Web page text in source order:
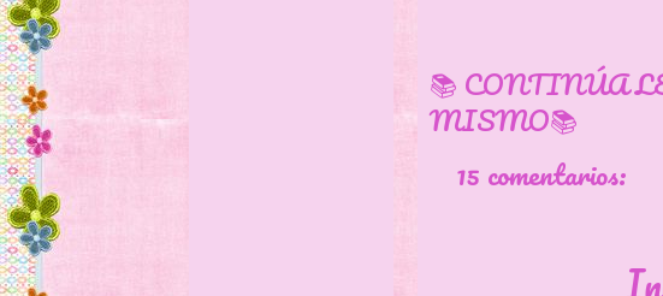
📚 CONTINÚA
MISMO📚
15 comentarios: